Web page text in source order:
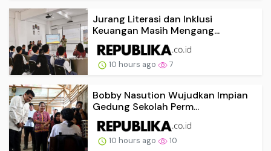
Jurang Literasi dan Inklusi
Keuangan Masih Mengang...
10 hours ago 7
Bobby Nasution Wujudkan Impian
Gedung Sekolah Perm...
10 hours ago 10